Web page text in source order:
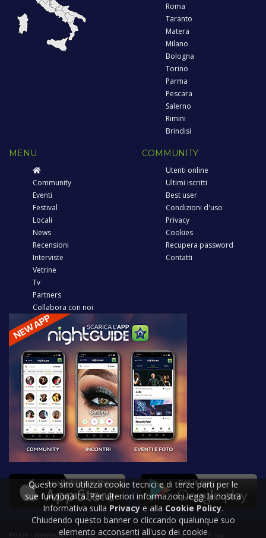
Roma
Taranto
Matera
Milano
Bologna
Torino
Parma
Pescara
Salerno
Rimini
Brindisi
MENU
Community
Eventi
Festival
Locali
News
Recensioni
Interviste
Vetrine
Tv
Partners
Collabora con noi
COMMUNITY
Utenti online
Ultimi iscritti
Best user
Condizioni d'uso
Privacy
Cookies
Recupera password
Contatti
©2020 - Nightguide.it gestito da Welabs di Ernesto Carracchia - P. Iva
Questo sito utilizza cookie tecnici e di terze parti per le
sue funzionalità. Per ulteriori informazioni leggi la nostra
Informativa sulla Privacy e alla Cookie Policy.
Chiudendo questo banner o cliccando qualunque suo
elemento acconsenti all'uso dei cookie